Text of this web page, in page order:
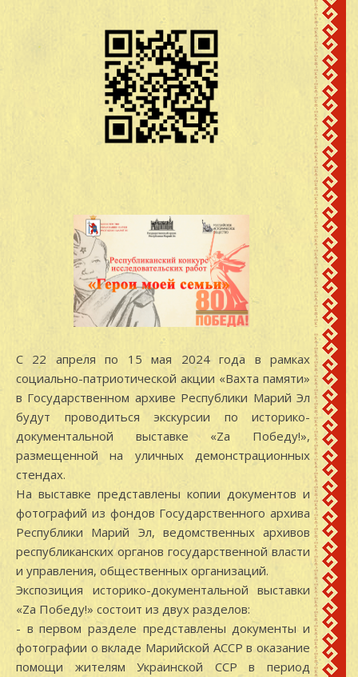
С 22 апреля по 15 мая 2024 года в рамках
социально-патриотической акции «Вахта памяти»
в Государственном архиве Республики Марий Эл
будут проводиться экскурсии по историко-
документальной выставке «Zа Победу!»,
размещенной на уличных демонстрационных
стендах.
На выставке представлены копии документов и
фотографий из фондов Государственного архива
Республики Марий Эл, ведомственных архивов
республиканских органов государственной власти
и управления, общественных организаций.
Экспозиция историко-документальной выставки
«Zа Победу!» состоит из двух разделов:
- в первом разделе представлены документы и
фотографии о вкладе Марийской АССР в оказание
помощи жителям Украинской ССР в период